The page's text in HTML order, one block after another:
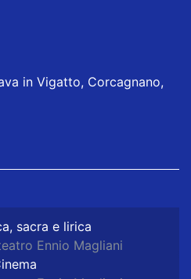
in Vigatto, Corcagnano,
sacra e lirica
Ennio Magliani